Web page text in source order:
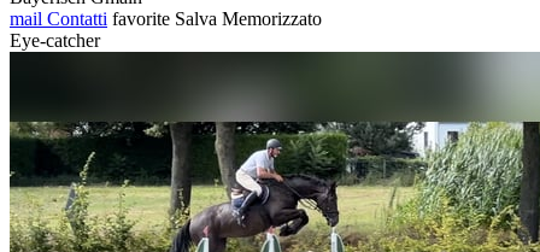
mail Contatti favorite Salva Memorizzato
Eye-catcher